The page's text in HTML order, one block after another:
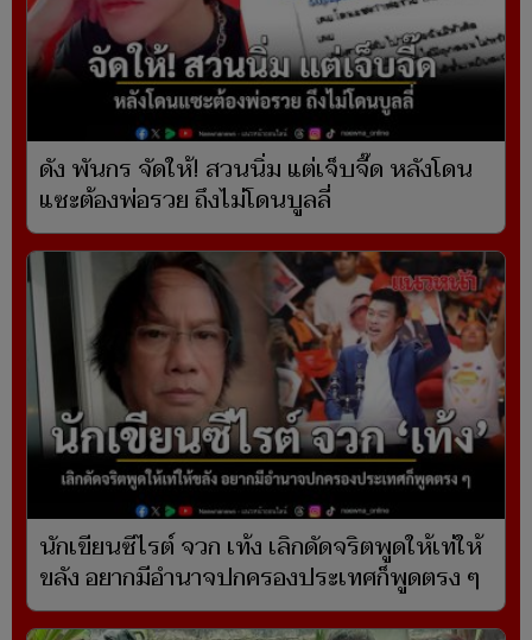
ดัง พันกร จัดให้! สวนนิ่ม แต่เจ็บจี๊ด หลังโดน
แซะต้องพ่อรวย ถึงไม่โดนบูลลี่
นักเขียนซีไรต์ จวก เท้ง เลิกดัดจริตพูดให้เท่ให้
ขลัง อยากมีอำนาจปกครองประเทศก็พูดตรง ๆ